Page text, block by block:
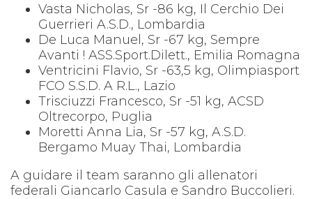
Vasta Nicholas, Sr -86 kg, Il Cerchio Dei
Guerrieri A.S.D., Lombardia
De Luca Manuel, Sr -67 kg, Sempre
Avanti ! ASS.Sport.Dilett., Emilia Romagna
Ventricini Flavio, Sr -63,5 kg, Olimpiasport
FCO S.S.D. A R.L., Lazio
Trisciuzzi Francesco, Sr -51 kg, ACSD
Oltrecorpo, Puglia
Moretti Anna Lia, Sr -57 kg, A.S.D.
Bergamo Muay Thai, Lombardia
A guidare il team saranno gli allenatori
federali Giancarlo Casula e Sandro Buccolieri.